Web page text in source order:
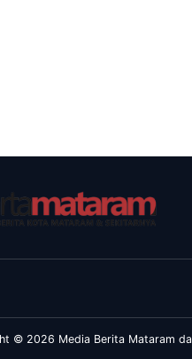
© 2026 Media Berita Mataram